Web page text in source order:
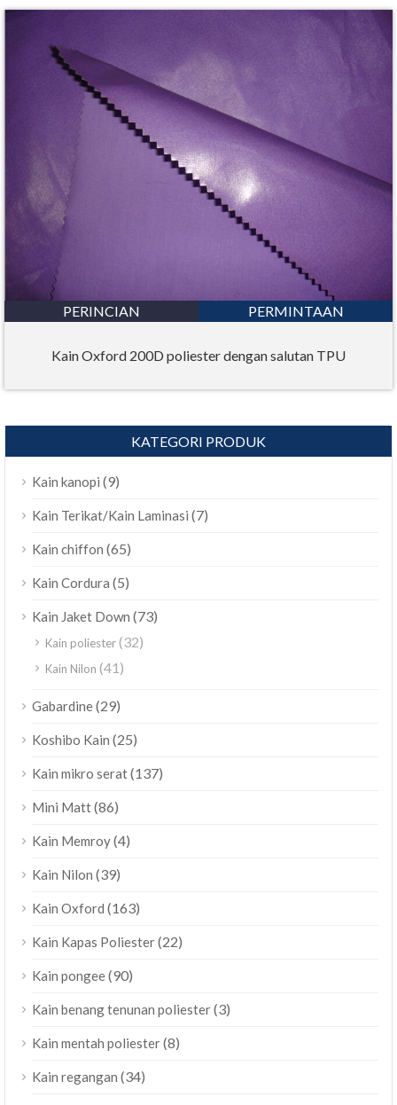
PERINCIAN PERMINTAAN
Kain Oxford 200D poliester dengan salutan TPU
KATEGORI PRODUK
Kain kanopi (9)
Kain Terikat/Kain Laminasi (7)
Kain chiffon (65)
Kain Cordura (5)
Kain Jaket Down (73)
Kain poliester(32)
Kain Nilon (41)
Gabardine(29)
Koshibo Kain (25)
Kain mikro serat(137)
Mini Matt(86)
Kain Memroy(4)
Kain Nilon (39)
Kain Oxford (163)
Kain Kapas Poliester(22)
Kain pongee(90)
Kain benang tenunan poliester(3)
Kain mentah poliester(8)
Kain regangan (34)